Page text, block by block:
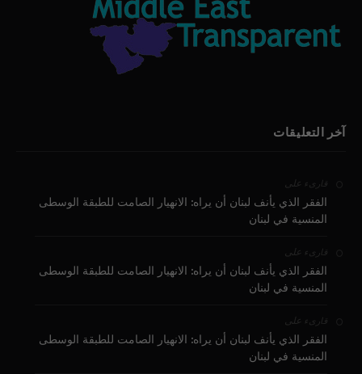
آخر التعليقات
قارىء على
الفقر الذي يأنف لبنان أن يراه: الانهيار الصامت للطبقة الوسطى
المنسية في لبنان
قارىء على
الفقر الذي يأنف لبنان أن يراه: الانهيار الصامت للطبقة الوسطى
المنسية في لبنان
قارىء على
الفقر الذي يأنف لبنان أن يراه: الانهيار الصامت للطبقة الوسطى
المنسية في لبنان